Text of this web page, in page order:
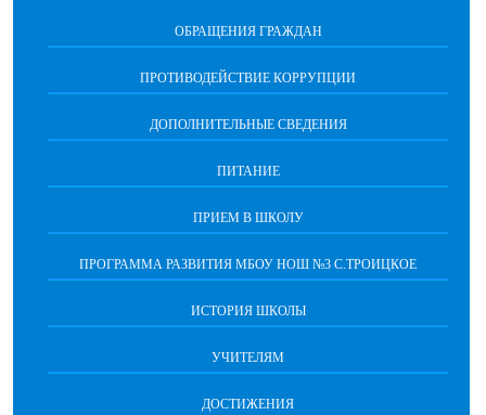
ОБРАЩЕНИЯ ГРАЖДАН
ПРОТИВОДЕЙСТВИЕ КОРРУПЦИИ
ДОПОЛНИТЕЛЬНЫЕ СВЕДЕНИЯ
ПИТАНИЕ
ПРИЕМ В ШКОЛУ
ПРОГРАММА РАЗВИТИЯ МБОУ НОШ №3 С.ТРОИЦКОЕ
ИСТОРИЯ ШКОЛЫ
УЧИТЕЛЯМ
ДОСТИЖЕНИЯ